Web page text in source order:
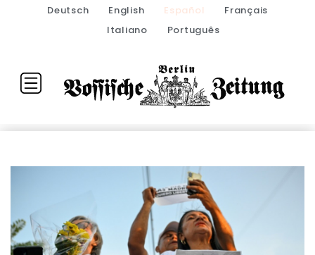
Deutsch English Español
Français
Italiano
Português